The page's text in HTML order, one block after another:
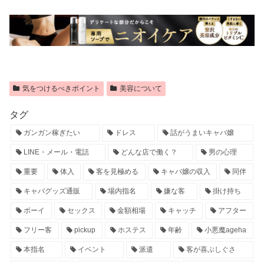
気をつけるべきポイント 美容について
タグ
ガンガン稼ぎたい ドレス 話がうまいキャバ嬢
LINE・メール・電話 どんな店で働く？ 男の心理
重要 体入 客を見極める キャバ嬢の収入 同伴
キャバグッズ通販 場内指名 嫌な客 掛け持ち
ボーイ セックス 金額相場 キャッチ アフター
フリー客 pickup ホステス 年齢 小悪魔ageha
本指名 イベント 派遣 客が喜ぶしぐさ